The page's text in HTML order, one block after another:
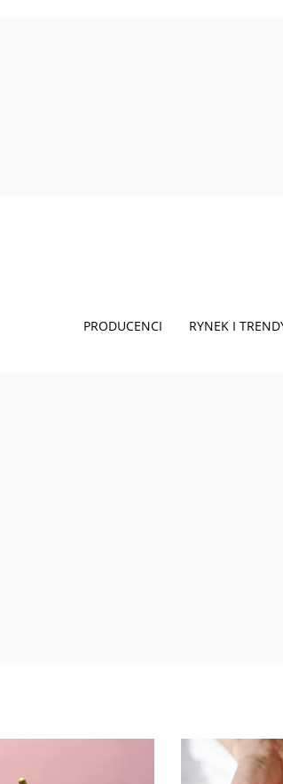
PRODUCENCI RYNEK I